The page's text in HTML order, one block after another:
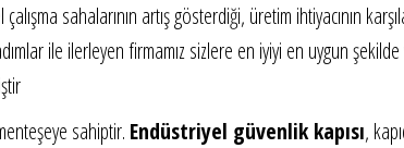
sahalarının artış gösterdiği, üretim ihtiyacının
ile ilerleyen firmamız sizlere en iyiyi en uygun
sahiptir. Endüstriyel güvenlik kapısı,